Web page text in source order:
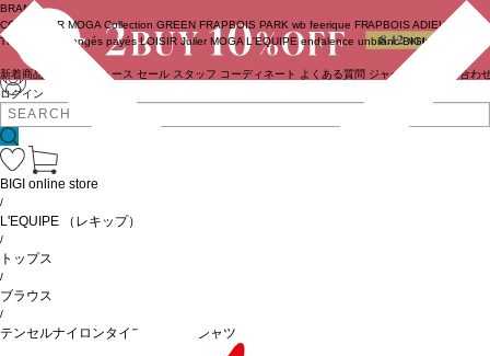
ログイン
BRAND
COUTURIER MOGA Collection GREEN FRAPBOIS PARK wb feerique FRAPBOIS ADIEU
TRISTESSE
congés payés LOISIR Julier MOGA L'EQUIPE endalence unbilanc BIGI online store
新着商品 ニュース セール スタッフ コーディネート よくある質問 ジャーナル お問い合わ
BIGI online store
/
L'EQUIPE （レキップ）
/
トップス
/
ブラウス
/
テンセルナイロンタイプライターシャツ